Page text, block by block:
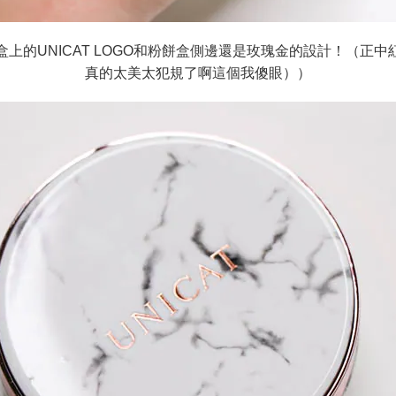
上的UNICAT LOGO和粉餅盒側邊還是玫瑰金的設計！（正中
真的太美太犯規了啊這個我傻眼））